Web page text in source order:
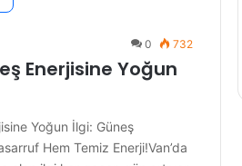
0 732
Enerjisine Yoğun
Yoğun İlgi: Güneş
Hem Temiz Enerji!Van’da